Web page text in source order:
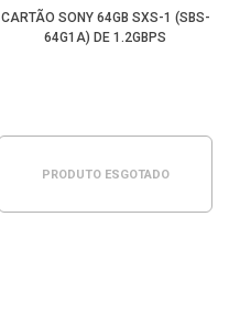
CARTÃO SONY 64GB SXS-1 (SBS-
64G1A) DE 1.2GBPS
PRODUTO ESGOTADO